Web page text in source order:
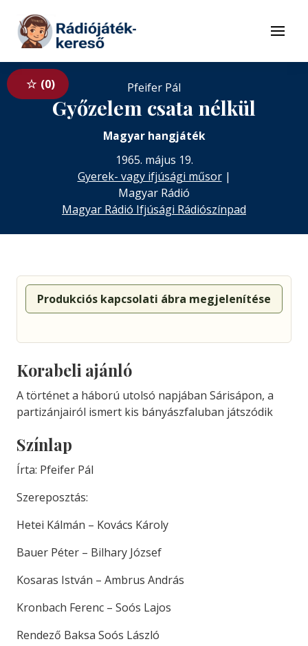
Tovább a tartalomhoz
Menü
0 Pfeifer Pál
Győzelem csata nélkül
Magyar hangjáték
1965. május 19.
Gyerek- vagy ifjúsági műsor|
Magyar Rádió
Magyar Rádió Ifjúsági Rádiószínpad
Produkciós kapcsolati ábra megjelenítése
Korabeli ajánló
A történet a háború utolsó napjában Sárisápon, a
partizánjairól ismert kis bányászfaluban játszódik
Színlap
Írta: Pfeifer Pál
Szereposztás:
Hetei Kálmán – Kovács Károly
Bauer Péter – Bilhary József
Kosaras István – Ambrus András
Kronbach Ferenc – Soós Lajos
Rendező Baksa Soós László